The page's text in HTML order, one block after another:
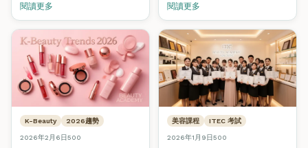
及香港雇主偏好。了解為什麼越
來越多內地美容專業人士選擇在
觀塘Fine Arts Academy取得國
際資格。
閱讀更多 閱讀更多
K-Beauty 2026趨勢
2026年2月6日500
美容課程 ITEC 考試
2026年1月9日500